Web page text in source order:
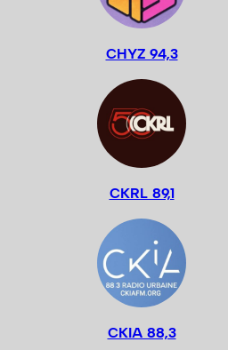
CHYZ 94,3
CKRL 89,1
CKIA 88,3